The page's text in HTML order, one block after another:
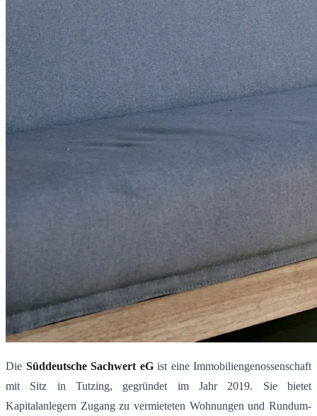
Die Süddeutsche Sachwert eGist eine Immobiliengenossenschaft
mit Sitz in Tutzing, gegründet im Jahr 2019. Sie bietet
Kapitalanlegern Zugang zu vermieteten Wohnungen und Rundum-